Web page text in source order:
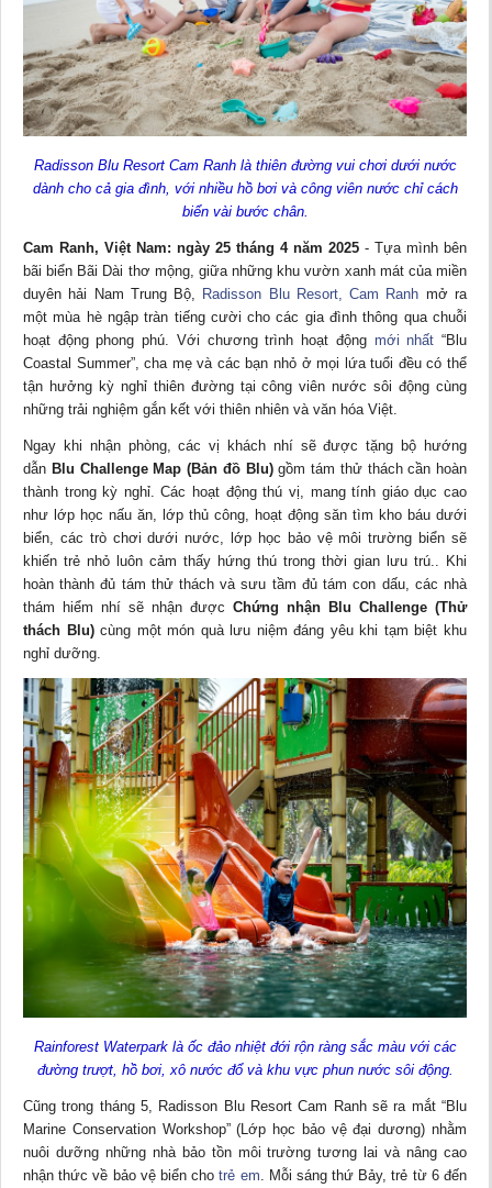
Radisson Blu Resort Cam Ranh là thiên đường vui chơi dưới nước
dành cho cả gia đình, với nhiều hồ bơi và công viên nước chỉ cách
biển vài bước chân.
Cam Ranh, Việt Nam: ngày 25 tháng 4 năm 2025 - Tựa mình bên
bãi biển Bãi Dài thơ mộng, giữa những khu vườn xanh mát của miền
duyên hải Nam Trung Bộ, Radisson Blu Resort, Cam Ranh mở ra
một mùa hè ngập tràn tiếng cười cho các gia đình thông qua chuỗi
hoạt động phong phú. Với chương trình hoạt động mới nhất “Blu
Coastal Summer”, cha mẹ và các bạn nhỏ ở mọi lứa tuổi đều có thể
tận hưởng kỳ nghỉ thiên đường tại công viên nước sôi động cùng
những trải nghiệm gắn kết với thiên nhiên và văn hóa Việt.
Ngay khi nhận phòng, các vị khách nhí sẽ được tặng bộ hướng
dẫn Blu Challenge Map (Bản đồ Blu)gồm tám thử thách cần hoàn
thành trong kỳ nghỉ. Các hoạt động thú vị, mang tính giáo dục cao
như lớp học nấu ăn, lớp thủ công, hoạt động săn tìm kho báu dưới
biển, các trò chơi dưới nước, lớp học bảo vệ môi trường biển sẽ
khiến trẻ nhỏ luôn cảm thấy hứng thú trong thời gian lưu trú.. Khi
hoàn thành đủ tám thử thách và sưu tầm đủ tám con dấu, các nhà
thám hiểm nhí sẽ nhận được Chứng nhận Blu Challenge (Thử
thách Blu)cùng một món quà lưu niệm đáng yêu khi tạm biệt khu
nghỉ dưỡng.
Rainforest Waterpark là ốc đảo nhiệt đới rộn ràng sắc màu với các
đường trượt, hồ bơi, xô nước đổ và khu vực phun nước sôi động.
Cũng trong tháng 5, Radisson Blu Resort Cam Ranh sẽ ra mắt “Blu
Marine Conservation Workshop” (Lớp học bảo vệ đại dương) nhằm
nuôi dưỡng những nhà bảo tồn môi trường tương lai và nâng cao
nhận thức về bảo vệ biển chotrẻ em . Mỗi sáng thứ Bảy, trẻ từ 6 đến